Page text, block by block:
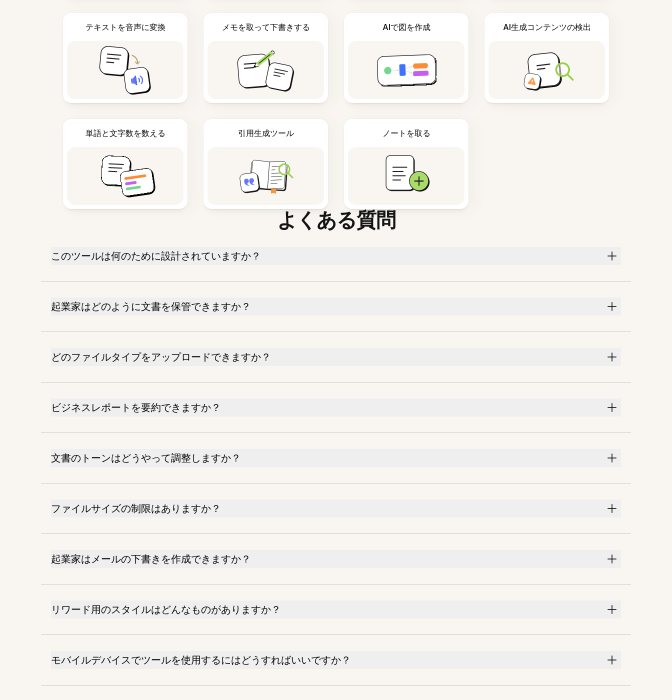
テキストを音声に変換 メモを取って下書きする AIで図を作成 AI生成コンテンツの検出
単語と文字数を数える 引用生成ツール ノートを取る
よくある質問
このツールは何のために設計されていますか？
起業家はどのように文書を保管できますか？
どのファイルタイプをアップロードできますか？
ビジネスレポートを要約できますか？
文書のトーンはどうやって調整しますか？
ファイルサイズの制限はありますか？
起業家はメールの下書きを作成できますか？
リワード用のスタイルはどんなものがありますか？
モバイルデバイスでツールを使用するにはどうすればいいですか？